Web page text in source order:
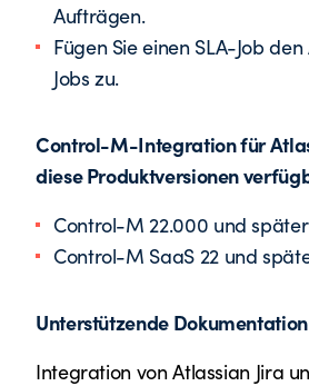
Aufträgen.
Fügen Sie einen SLA-Job
Jobs zu.
Control-M-Integration für
diese Produktversionen
Control-M 22.000 und später
Control-M SaaS 22 und
Unterstützende Dokumentation
Integration von Atlassian Jira